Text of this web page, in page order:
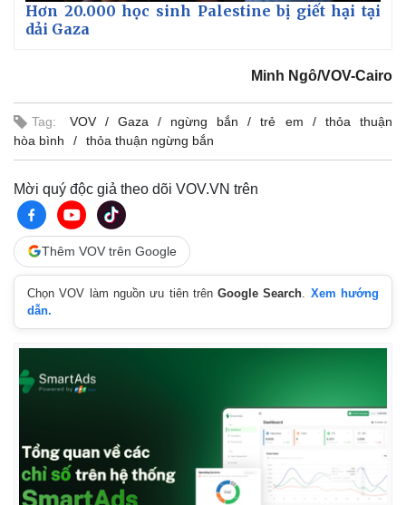
Hơn 20.000 học sinh Palestine bị giết hại tại
dải Gaza
Minh Ngô/VOV-Cairo
Tag: VOV Gaza ngừng bắn trẻ em
thỏa thuận
hòa bình
thỏa thuận ngừng bắn
Mời quý độc giả theo dõi VOV.VN trên
Thêm VOV trên Google
Chọn VOV làm nguồn ưu tiên trênGoogle Search
Xem hướng
dẫn.